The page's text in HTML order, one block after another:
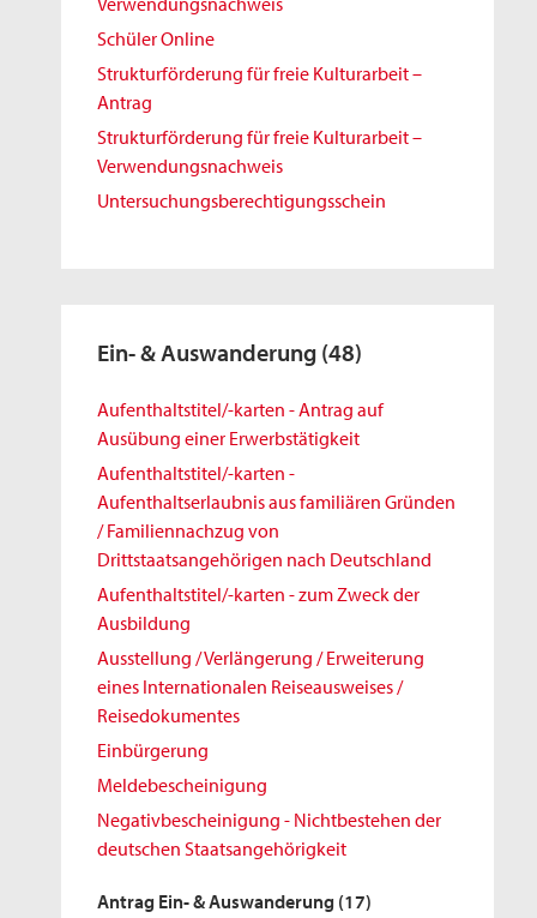
Schüler Online
Strukturförderung für freie Kulturarbeit –
Antrag
Strukturförderung für freie Kulturarbeit –
Verwendungsnachweis
Untersuchungsberechtigungsschein
Ein- & Auswanderung (48)
Aufenthaltstitel/-karten - Antrag auf
Ausübung einer Erwerbstätigkeit
Aufenthaltstitel/-karten -
Aufenthaltserlaubnis aus familiären Gründen
/ Familiennachzug von
Drittstaatsangehörigen nach Deutschland
Aufenthaltstitel/-karten - zum Zweck der
Ausbildung
Ausstellung / Verlängerung / Erweiterung
eines Internationalen Reiseausweises /
Reisedokumentes
Einbürgerung
Meldebescheinigung
Negativbescheinigung - Nichtbestehen der
deutschen Staatsangehörigkeit
Antrag Ein- & Auswanderung (17)